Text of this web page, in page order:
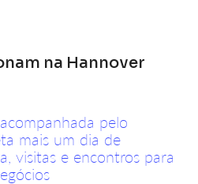
na Hannover
pelo
mais um dia de
visitas e encontros para